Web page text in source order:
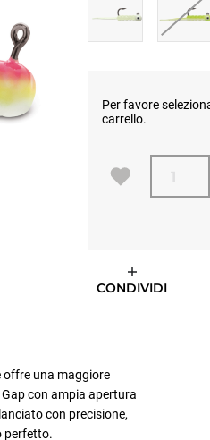
Per favore
carrello.
Quantità
CONDIVIDI
offre una maggiore
con ampia apertura
con precisione,
perfetto.